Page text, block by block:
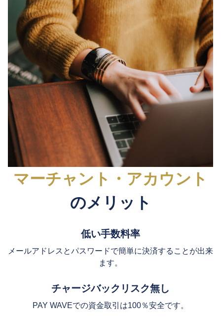
マーチャント・アカウント
のメリット
低い手数料率
メールアドレスとパスワードで簡単に決済することが出来
ます。
チャージバックリスク無し
PAY WAVEでの資金取引は100％安全です。